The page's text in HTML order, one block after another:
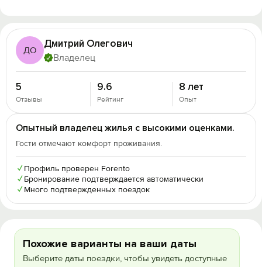
ДО
Дмитрий Олегович
Владелец
5
Отзывы
9.6
Рейтинг
8 лет
Опыт
Опытный владелец жилья с высокими оценками.
Гости отмечают комфорт проживания.
✓ Профиль проверен Forento
✓ Бронирование подтверждается автоматически
✓ Много подтвержденных поездок
Похожие варианты на ваши даты
Выберите даты поездки, чтобы увидеть доступные